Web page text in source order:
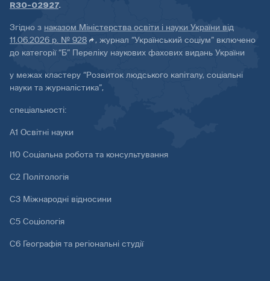
R30-02927.
Згідно з наказом Міністерства освіти і науки України від
11.06.2026 р. № 928
, журнал “Український соціум” включено
до категорії “Б” Переліку наукових фахових видань України
у межах кластеру “Розвиток людського капіталу, соціальні
науки та журналістика”,
спеціальності:
А1 Освітні науки
І10 Соціальна робота та консультування
С2 Політологія
С3 Міжнародні відносини
С5 Соціологія
С6 Географія та регіональні студії